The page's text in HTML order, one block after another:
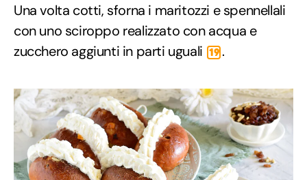
Una volta cotti, sforna i maritozzi e spennellali
con uno sciroppo realizzato con acqua e
zucchero aggiunti in parti uguali 19 .